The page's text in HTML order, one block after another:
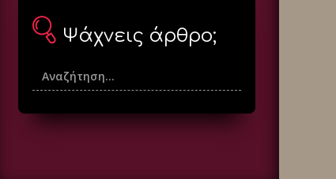
Ψάχνεις άρθρο;